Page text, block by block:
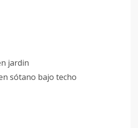
jardin
sótano bajo techo